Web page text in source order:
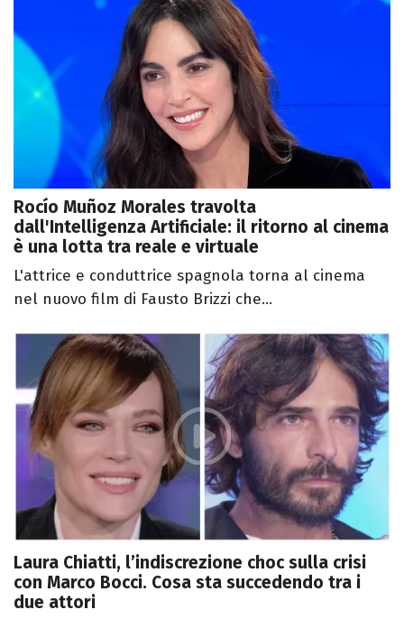
Rocío Muñoz Morales travolta
dall'Intelligenza Artificiale: il ritorno al cinema
è una lotta tra reale e virtuale
L'attrice e conduttrice spagnola torna al cinema
nel nuovo film di Fausto Brizzi che...
Laura Chiatti, l’indiscrezione choc sulla crisi
con Marco Bocci. Cosa sta succedendo tra i
due attori